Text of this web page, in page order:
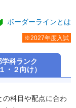
ボーダーラインとは
※2027年度入試
学科ランク
・２向け）
の科目や配点に合わ